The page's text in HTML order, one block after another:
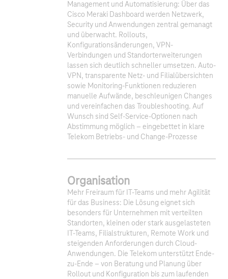
Management und Automatisierung: Über das
Cisco Meraki Dashboard werden Netzwerk,
Security und Anwendungen zentral gemanagt
und überwacht. Rollouts,
Konfigurationsänderungen, VPN-
Verbindungen und Standorterweiterungen
lassen sich deutlich schneller umsetzen. Auto-
VPN, transparente Netz- und Filialübersichten
sowie Monitoring-Funktionen reduzieren
manuelle Aufwände, beschleunigen Changes
und vereinfachen das Troubleshooting. Auf
Wunsch sind Self-Service-Optionen nach
Abstimmung möglich – eingebettet in klare
Telekom Betriebs- und Change-Prozesse
Organisation
Mehr Freiraum für IT-Teams und mehr Agilität
für das Business: Die Lösung eignet sich
besonders für Unternehmen mit verteilten
Standorten, kleinen oder stark ausgelasteten
IT-Teams, Filialstrukturen, Remote Work und
steigenden Anforderungen durch Cloud-
Anwendungen. Die Telekom unterstützt Ende-
zu-Ende – von Beratung und Planung über
Rollout und Konfiguration bis zum laufenden